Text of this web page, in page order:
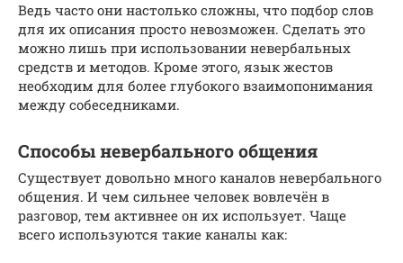
Ведь часто они настолько сложны, что подбор слов
для их описания просто невозможен. Сделать это
можно лишь при использовании невербальных
средств и методов. Кроме этого, язык жестов
необходим для более глубокого взаимопонимания
между собеседниками.
Способы невербального общения
Существует довольно много каналов невербального
общения. И чем сильнее человек вовлечён в
разговор, тем активнее он их использует. Чаще
всего используются такие каналы как: